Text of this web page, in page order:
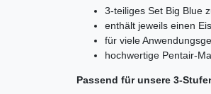
3-teiliges Set Big Blue
enthält jeweils einen
für viele
hochwertige Pentair-
Passend für unsere 3-